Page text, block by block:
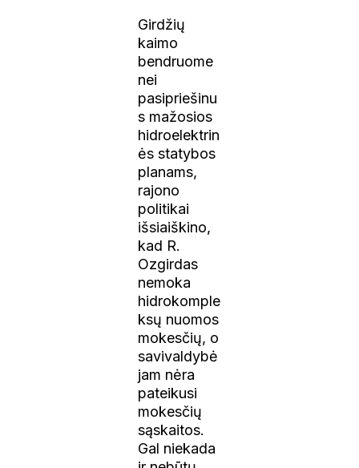
Girdžių
kaimo
bendruome
nei
pasipriešinu
s mažosios
hidroelektrin
ės statybos
planams,
rajono
politikai
išsiaiškino,
kad R.
Ozgirdas
nemoka
hidrokomple
ksų nuomos
mokesčių, o
savivaldybė
jam nėra
pateikusi
mokesčių
sąskaitos.
Gal niekada